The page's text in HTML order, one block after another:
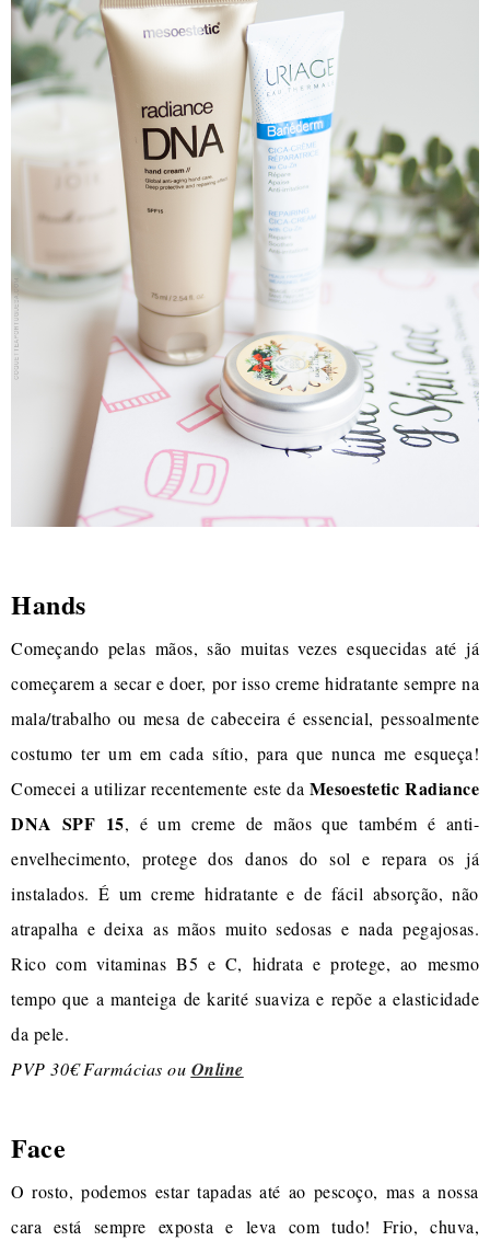
Hands
Começando pelas mãos, são muitas vezes esquecidas até já
começarem a secar e doer, por isso creme hidratante sempre na
mala/trabalho ou mesa de cabeceira é essencial, pessoalmente
costumo ter um em cada sítio, para que nunca me esqueça!
Comecei a utilizar recentemente este da Mesoestetic Radiance
DNA SPF 15, é um creme de mãos que também é anti-
envelhecimento, protege dos danos do sol e repara os já
instalados. É um creme hidratante e de fácil absorção, não
atrapalha e deixa as mãos muito sedosas e nada pegajosas.
Rico com vitaminas B5 e C, hidrata e protege, ao mesmo
tempo que a manteiga de karité suaviza e repõe a elasticidade
da pele.
PVP 30€ Farmácias ou Online
Face
O rosto, podemos estar tapadas até ao pescoço, mas a nossa
cara está sempre exposta e leva com tudo! Frio, chuva,